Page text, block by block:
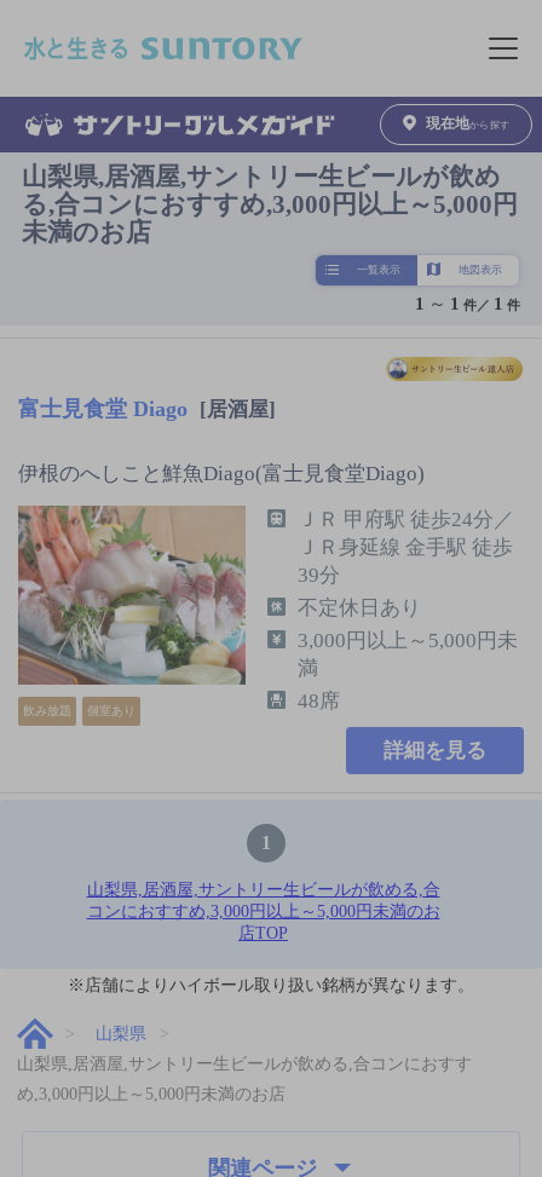
メニュ
現在地から探す
山梨県,居酒屋,サントリー生ビールが飲め
る,合コンにおすすめ,3,000円以上～5,000円
未満のお店
一覧表示 地図表示
1 ～ 1 件／ 1 件
富士見食堂 Diago [居酒屋]
伊根のへしこと鮮魚Diago(富士見食堂Diago)
飲み放題 個室あり
ＪＲ 甲府駅 徒歩24分／
ＪＲ身延線 金手駅 徒歩
39分
不定休日あり
3,000円以上～5,000円未
満
48席
詳細を見る
1
山梨県,居酒屋,サントリー生ビールが飲める,合
コンにおすすめ,3,000円以上～5,000円未満のお
店TOP
※店舗によりハイボール取り扱い銘柄が異なります。
山梨県
山梨県,居酒屋,サントリー生ビールが飲める,合コンにおすす
め,3,000円以上～5,000円未満のお店
関連ページ